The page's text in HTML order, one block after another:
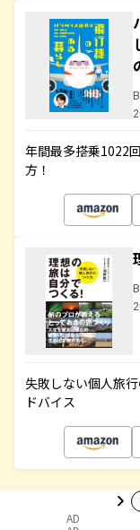
年間最多搭乗1022
方！
失敗しない個人旅
ドバイス
AD